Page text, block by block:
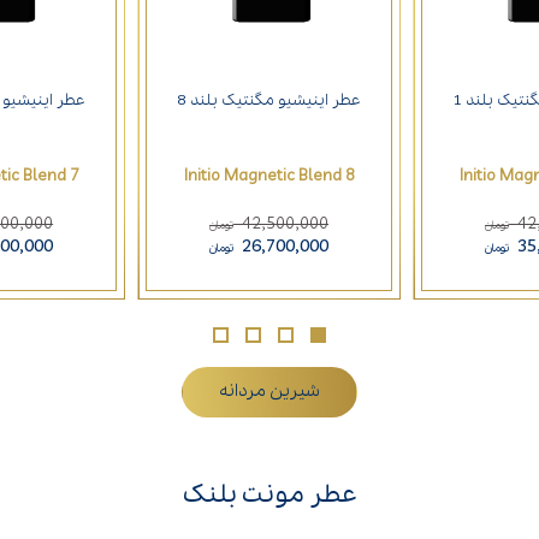
بلند 1
Initio
تومان
تومان
عطر اینیشیو مگنتیک بلند 8
Initio Magnetic Blend 8
42,500,000 تومان
26,700,000 تومان
عطر
Blend 7
شیرین مردانه
عطر مونت بلنک